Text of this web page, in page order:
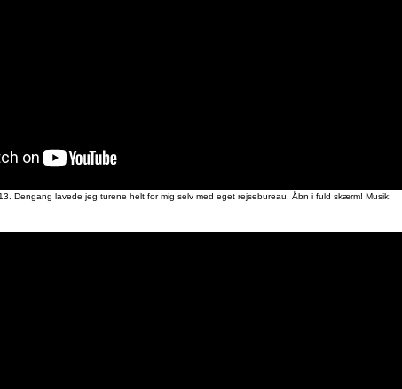
Dengang lavede jeg turene helt for mig selv med eget rejsebureau. Åbn i fuld skærm! Musik: